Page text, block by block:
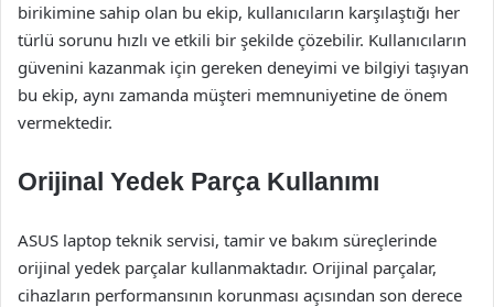
birikimine sahip olan bu ekip, kullanıcıların karşılaştığı her
türlü sorunu hızlı ve etkili bir şekilde çözebilir. Kullanıcıların
güvenini kazanmak için gereken deneyimi ve bilgiyi taşıyan
bu ekip, aynı zamanda müşteri memnuniyetine de önem
vermektedir.
Orijinal Yedek Parça Kullanımı
ASUS laptop teknik servisi, tamir ve bakım süreçlerinde
orijinal yedek parçalar kullanmaktadır. Orijinal parçalar,
cihazların performansının korunması açısından son derece